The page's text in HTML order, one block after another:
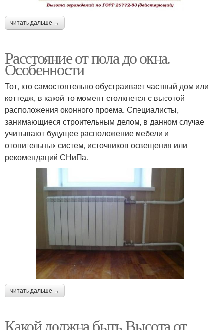
читать дальше →
Расстояние от пола до окна.
Особенности
Тот, кто самостоятельно обустраивает частный дом или
коттедж, в какой-то момент столкнется с высотой
расположения оконного проема. Специалисты,
занимающиеся строительным делом, в данном случае
учитывают будущее расположение мебели и
отопительных систем, источников освещения или
рекомендаций СНиПа.
читать дальше →
Какой должна быть Высота от